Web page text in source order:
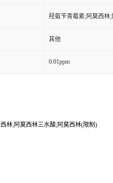
羟氨苄青霉素;阿莫西林
其他
0.01ppm
林;阿莫西林三水酸;阿莫西林(限制)